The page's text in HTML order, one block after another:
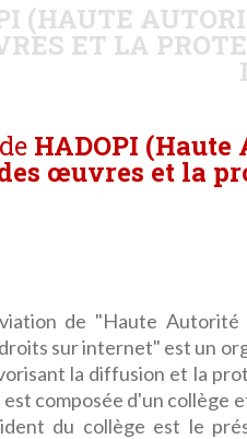
(HAUTE
ET LA
HADOPI
œuvres et la
de "Haute
sur internet" est un
la diffusion et la
composée d'un collège
du collège est le